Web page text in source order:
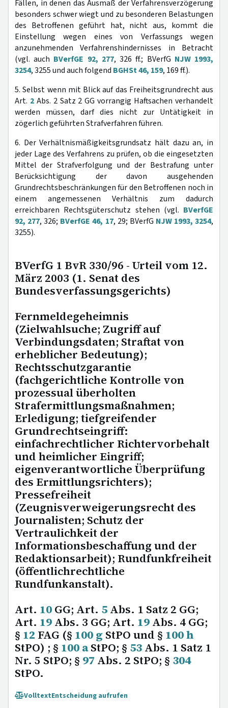
Fällen, in denen das Ausmaß der Verfahrensverzögerung
besonders schwer wiegt und zu besonderen Belastungen
des Betroffenen geführt hat, nicht aus, kommt die
Einstellung wegen eines von Verfassungs wegen
anzunehmenden Verfahrenshindernisses in Betracht
(vgl. auch BVerfGE 92, 277, 326 ff.; BVerfG NJW 1993,
3254, 3255 und auch folgend BGHSt 46, 159, 169 ff.).
5. Selbst wenn mit Blick auf das Freiheitsgrundrecht aus
Art. 2Abs. 2 Satz 2 GG vorrangig Haftsachen verhandelt
werden müssen, darf dies nicht zur Untätigkeit in
zögerlich geführten Strafverfahren führen.
6. Der Verhältnismäßigkeitsgrundsatz hält dazu an, in
jeder Lage des Verfahrens zu prüfen, ob die eingesetzten
Mittel der Strafverfolgung und der Bestrafung unter
Berücksichtigung der davon ausgehenden
Grundrechtsbeschränkungen für den Betroffenen noch in
einem angemessenen Verhältnis zum dadurch
erreichbaren Rechtsgüterschutz stehen (vgl. BVerfGE
92, 277, 326; BVerfGE 46, 17, 29; BVerfG NJW 1993, 3254,
3255).
BVerfG 1 BvR 330/96 - Urteil vom 12.
März 2003 (1. Senat des
Bundesverfassungsgerichts)
Fernmeldegeheimnis
(Zielwahlsuche; Zugriff auf
Verbindungsdaten; Straftat von
erheblicher Bedeutung);
Rechtsschutzgarantie
(fachgerichtliche Kontrolle von
prozessual überholten
Strafermittlungsmaßnahmen;
Erledigung; tiefgreifender
Grundrechtseingriff:
einfachrechtlicher Richtervorbehalt
und heimlicher Eingriff;
eigenverantwortliche Überprüfung
des Ermittlungsrichters);
Pressefreiheit
(Zeugnisverweigerungsrecht des
Journalisten; Schutz der
Vertraulichkeit der
Informationsbeschaffung und der
Redaktionsarbeit); Rundfunkfreiheit
(öffentlichrechtliche
Rundfunkanstalt).
Art. 10 GG; Art. 5 Abs. 1 Satz 2 GG;
Art. 19 Abs. 3 GG; Art. 19 Abs. 4 GG;
§ 12 FAG (§ 100 g StPO und § 100 h
StPO) ; § 100 aStPO; § 53 Abs. 1 Satz 1
Nr. 5 StPO; § 97 Abs. 2 StPO; § 304
StPO.
VolltextEntscheidung aufrufen